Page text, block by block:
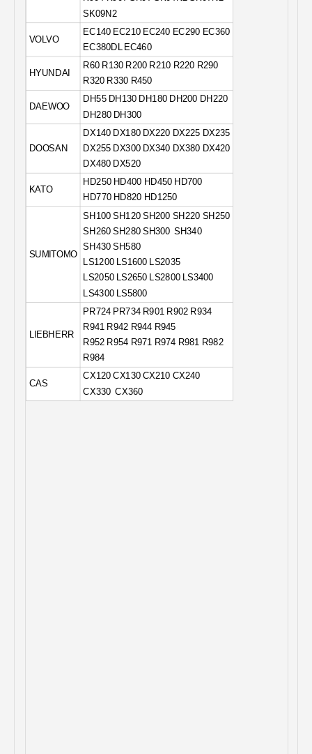
SK09N2
VOLVO
EC140 EC210 EC240 EC290 EC360
EC380DL EC460
HYUNDAI
R60 R130 R200 R210 R220 R290
R320 R330 R450
DAEWOO
DH55 DH130 DH180 DH200 DH220
DH280 DH300
DOOSAN
DX140 DX180 DX220 DX225 DX235
DX255 DX300 DX340 DX380 DX420
DX480 DX520
KATO
HD250 HD400 HD450 HD700
HD770 HD820 HD1250
SUMITOMO
SH100 SH120 SH200 SH220 SH250
SH260 ​​SH280 SH300 SH340
SH430 SH580
LS1200 LS1600 LS2035
LS2050
LS2650 LS2800 LS3400
LS4300 LS5800
LIEBHERR
PR724 PR734 R901 R902 R934
R941 R942 R944 R945
R952 R954 R971 R974 R981 R982
R984
CAS
CX120 CX130 CX210 CX240
CX330 CX360